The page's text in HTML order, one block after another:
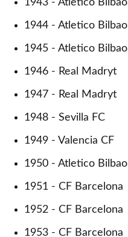
1943 - Atletico Bilbao
1944 - Atletico Bilbao
1945 - Atletico Bilbao
1946 - Real Madryt
1947 - Real Madryt
1948 - Sevilla FC
1949 - Valencia CF
1950 - Atletico Bilbao
1951 - CF Barcelona
1952 - CF Barcelona
1953 - CF Barcelona